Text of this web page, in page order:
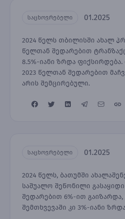
საცხოვრებელი 01.2025
2024 წელს თბილისში ახალ
წელთან შედარებით
8.5%-იანი ზრდა
2023 წელთან შედარებით
არის შემცირებული.
საცხოვრებელი 01.2025
2024 წელს, ბათუმში
საშუალო შეწონილი
შედარებით 6%-ით გაიზარდა,
შემთხვევაში კი 3%-იანი